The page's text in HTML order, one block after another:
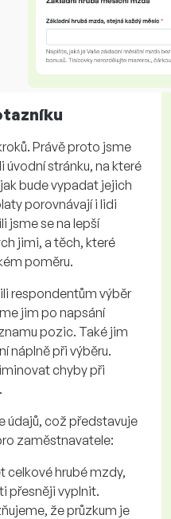
Právě proto jsme
stránku, na které
bude vypadat jejich
porovnávají i lidi
jsme se na lepší
jimi, a těch, které
poměru.
respondentům výběr
jim po napsání
pozic. Také jim
náplně při výběru.
chyby při
údajů, což představuje
zaměstnavatele:
celkové hrubé mzdy,
přesněji vyplnit.
že průzkum je